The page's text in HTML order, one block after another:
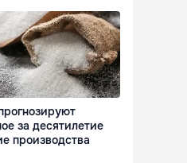
за десятилетие
производства